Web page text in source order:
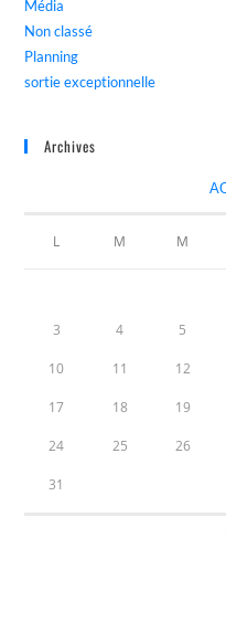
Média
Non classé
Planning
sortie exceptionnelle
Archives
L M M
3 4 5
10 11 12
17 18 19
24 25 26
31